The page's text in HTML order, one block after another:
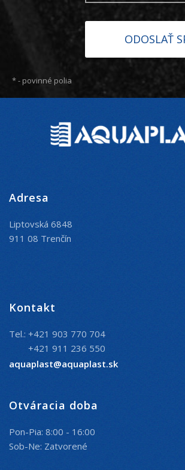
*- povinné polia
Adresa
Liptovská 6848
911 08 Trenčín
Kontakt
Tel.: +421 903 770 704
+421 911 236 550
aquaplast@aquaplast.sk
Otváracia doba
Pon-Pia: 8:00 - 16:00
Sob-Ne: Zatvorené